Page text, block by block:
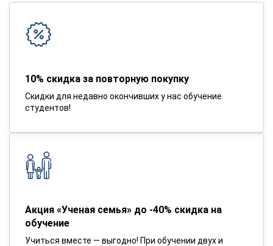
10% скидка за повторную покупку
Скидки для недавно окончивших у нас обучение
студентов!
Акция «Ученая семья» до -40% скидка на
обучение
Учиться вместе — выгодно! При обучении двух и